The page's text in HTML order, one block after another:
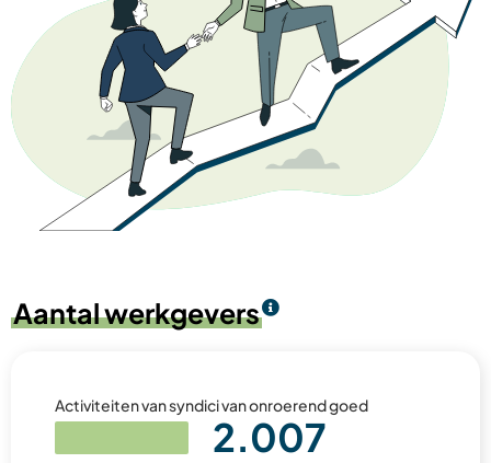
Aantal werkgevers
Activiteiten van syndici van onroerend goed
2.007